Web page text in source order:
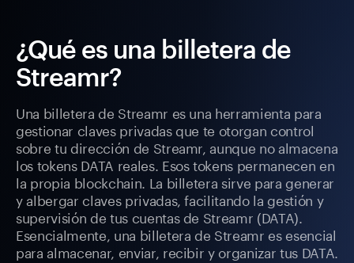
¿Qué es una billetera de
Streamr?
Una billetera de Streamr es una herramienta para
gestionar claves privadas que te otorgan control
sobre tu dirección de Streamr, aunque no almacena
los tokens DATA reales. Esos tokens permanecen en
la propia blockchain. La billetera sirve para generar
y albergar claves privadas, facilitando la gestión y
supervisión de tus cuentas de Streamr (DATA).
Esencialmente, una billetera de Streamr es esencial
para almacenar, enviar, recibir y organizar tus DATA.